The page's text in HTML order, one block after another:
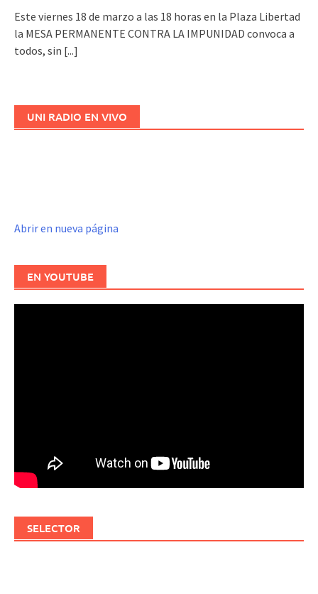
Este viernes 18 de marzo a las 18 horas en la Plaza Libertad
la MESA PERMANENTE CONTRA LA IMPUNIDAD convoca a
todos, sin [...]
UNI RADIO EN VIVO
Abrir en nueva página
EN YOUTUBE
SELECTOR